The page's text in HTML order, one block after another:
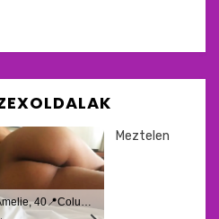
💌 Amelie, 40📍Columbus
Meztelen